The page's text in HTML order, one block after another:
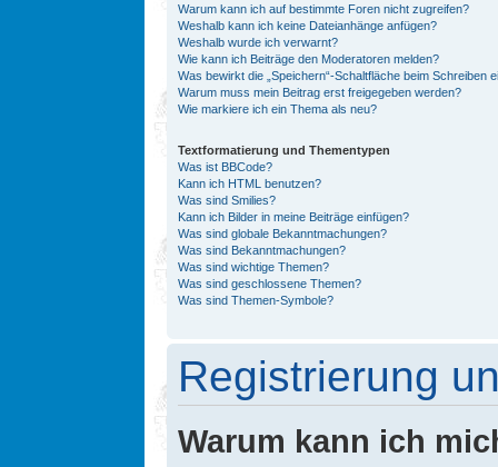
Warum kann ich auf bestimmte Foren nicht zugreifen?
Weshalb kann ich keine Dateianhänge anfügen?
Weshalb wurde ich verwarnt?
Wie kann ich Beiträge den Moderatoren melden?
Was bewirkt die „Speichern“-Schaltfläche beim Schreiben
Warum muss mein Beitrag erst freigegeben werden?
Wie markiere ich ein Thema als neu?
Textformatierung und Thementypen
Was ist BBCode?
Kann ich HTML benutzen?
Was sind Smilies?
Kann ich Bilder in meine Beiträge einfügen?
Was sind globale Bekanntmachungen?
Was sind Bekanntmachungen?
Was sind wichtige Themen?
Was sind geschlossene Themen?
Was sind Themen-Symbole?
Registrierung
Warum kann ich